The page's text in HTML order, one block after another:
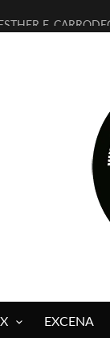
F.
[ELECTRA JONDA]
TIMBRE 4, LA
30 AÑOS (NO ES
MILITARES JUDÍAS
D’BALDOMEROS
MARSHALL FLASH
JOFRE BARDAGÍ EN
EXCENA